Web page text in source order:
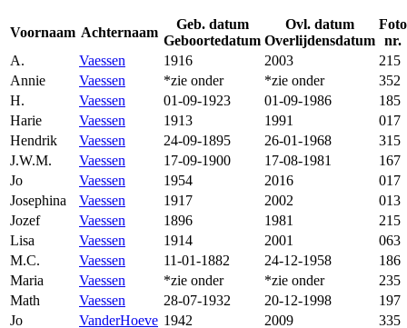
Voornaam Achternaam
Geb. datum
Geboortedatum
Ovl. datum
Overlijdensdatum
Foto
nr.
A.
Vaessen 1916 2003
215
Annie
Vaessen *zie onder *zie onder
352
H.
Vaessen 01-09-1923 01-09-1986
185
Harie
Vaessen 1913 1991
017
Hendrik
Vaessen 24-09-1895 26-01-1968
315
J.W.M.
Vaessen 17-09-1900 17-08-1981
167
Jo
Vaessen 1954 2016
017
Josephina
Vaessen 1917 2002
013
Jozef
Vaessen 1896 1981
215
Lisa
Vaessen 1914 2001
063
M.C.
Vaessen 11-01-1882 24-12-1958
186
Maria
Vaessen *zie onder *zie onder
235
Math
Vaessen 28-07-1932 20-12-1998
197
Jo
VanderHoeve 1942 2009
335